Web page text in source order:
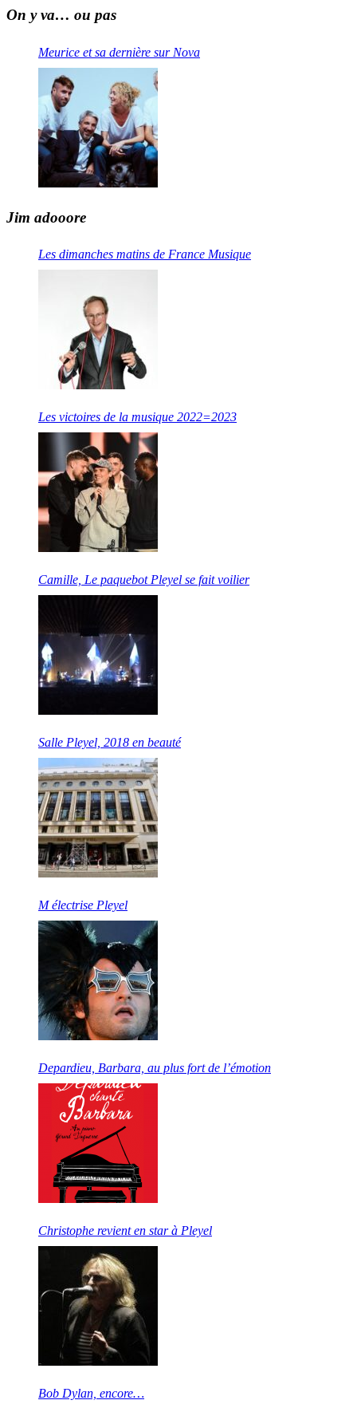
On y va… ou pas
Meurice et sa dernière sur Nova
Jim adooore
Les dimanches matins de France Musique
Les victoires de la musique 2022=2023
Camille, Le paquebot Pleyel se fait voilier
Salle Pleyel, 2018 en beauté
M électrise Pleyel
Depardieu, Barbara, au plus fort de l’émotion
Christophe revient en star à Pleyel
Bob Dylan, encore…